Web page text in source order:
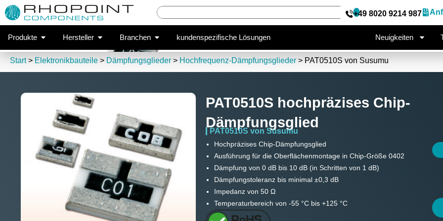
+49 8020 9214 987
Produkte Hersteller Branchen kundenspezifische Lösungen Neuigkeiten
Start> Elektronikbauteile > Dämpfungsglieder> Hochfrequenz-Dämpfungsglieder> PAT0510S von Susumu
PAT0510S hochpräzises Chip-
Dämpfungsglied
PAT0510S von Susumu
Hochpräzises Chip-Dämpfungsglied
Ausführung für die Oberflächenmontage in Chip-Größe 0402
Dämpfung von 0 dB bis 10 dB (in Schritten von 1 dB)
Dämpfungstoleranz bis minimal ±0,3 dB
Impedanz von 50 Ω
Temperaturbereich von -55 °C bis +125 °C
PAT0510S hochpräzises Chip-
PAT0510S von Susumu
Popup schließen